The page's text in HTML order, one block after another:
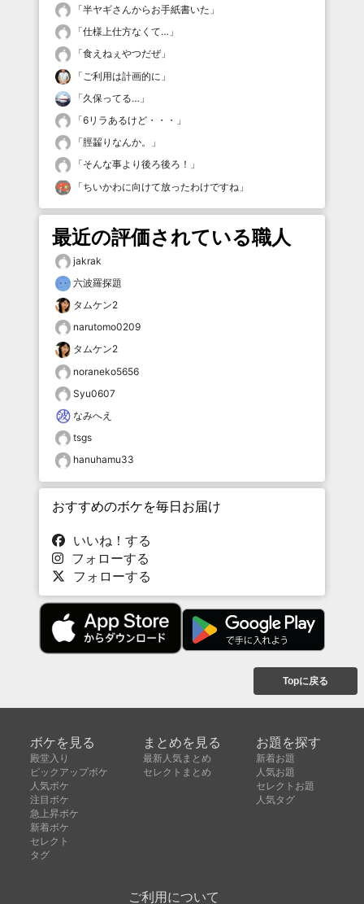
「半ヤギさんからお手紙書いた 」
「仕様上仕方なくて… 」
「食えねぇやつだぜ」
「 ご利用は計画的に 」
「久保ってる… 」
「6リラあるけど・・・ 」
「脛齧りなんか。
」
「そんな事より後ろ後ろ！ 」
「ちいかわに向けて放ったわけですね 」
最近の評価されている職人
jakrak
六波羅探題
タムケン2
narutomo0209
タムケン2
noraneko5656
Syu0607
なみへえ
tsgs
hanuhamu33
おすすめのボケを毎日お届け
いいね！する
フォローする
フォローする
Topに戻る
ボケを見る
殿堂入り
ピックアップボケ
人気ボケ
注目ボケ
急上昇ボケ
新着ボケ
セレクト
タグ
まとめを見る
最新人気まとめ
セレクトまとめ
お題を探す
新着お題
人気お題
セレクトお題
人気タグ
ご利用について